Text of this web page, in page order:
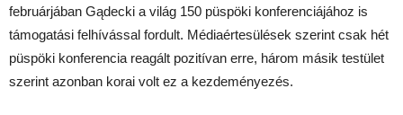
februárjában Gądecki a világ 150 püspöki konferenciájához is
támogatási felhívással fordult. Médiaértesülések szerint csak hét
püspöki konferencia reagált pozitívan erre, három másik testület
szerint azonban korai volt ez a kezdeményezés.